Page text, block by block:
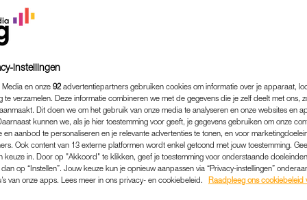
Frankrijk. Eén dingetje: ze zijn elkaars exen.
dat net zo ingewikkeld is als het lijkt.
verkast naar Frankrijk en kijkers hebben
een relatie gehad, maar blijken beter met elkaar overweg
nog erg goed is, blijkt uit het feit dat ze samen
Garonne een vervallen boerderij gekocht die ze willen
workshops en trainingen. In Frankrijk hopen ze
instellingen
en onze 92 advertentiepartners gebruiken cookies om informatie over je apparaat,
te verzamelen. Deze informatie combineren we met de gegevens die je zelf deelt met ons,
Dit doen we om het gebruik van onze media te analyseren en onze websites en
kunnen we, als je hier toestemming voor geeft, je gegevens gebruiken om onze
en aanbod te personaliseren en je relevante advertenties te tonen, en voor
Ook content van 13 externe platformen wordt enkel getoond met jouw toestemming.
keuze in. Door op "Akkoord" te klikken, geef je toestemming voor onderstaande
op “Instellen”. Jouw keuze kun je opnieuw aanpassen via “Privacy-instellingen”
van onze apps. Lees meer in ons privacy- en cookiebeleid.
Raadpleeg ons cookiebeleid